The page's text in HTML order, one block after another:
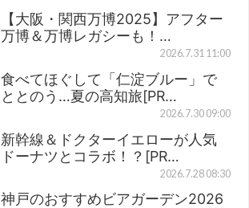
【大阪・関西万博2025】アフター
万博＆万博レガシーも！…
2026.7.31 11:00
食べてほぐして「仁淀ブルー」で
ととのう…夏の高知旅[PR…
2026.7.30 09:00
新幹線＆ドクターイエローが人気
ドーナツとコラボ！？[PR…
2026.7.28 08:30
神戸のおすすめビアガーデン2026